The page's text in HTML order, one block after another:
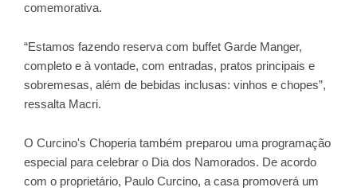
comemorativa.
“Estamos fazendo reserva com buffet Garde Manger,
completo e à vontade, com entradas, pratos principais e
sobremesas, além de bebidas inclusas: vinhos e chopes”,
ressalta Macri.
O Curcino's Choperia também preparou uma programação
especial para celebrar o Dia dos Namorados. De acordo
com o proprietário, Paulo Curcino, a casa promoverá um